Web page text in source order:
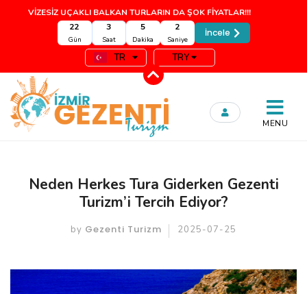
VİZESİZ UÇAKLI BALKAN TURLARIN DA ŞOK FİYATLAR!!!
22
Gün
3
Saat
5
Dakika
1
Saniye
İncele
TR TRY
MENU
Neden Herkes Tura Giderken Gezenti
Turizm’i Tercih Ediyor?
by Gezenti Turizm 2025-07-25